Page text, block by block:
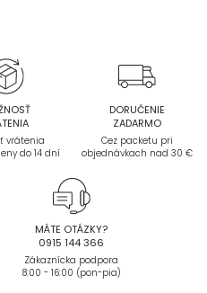
vrátenia
do 14 dní
DORUČENIE
ZADARMO
Cez packetu pri
objednávkach nad 30 €
MÁTE OTÁZKY?
0915 144 366
Zákaznícka podpora
8:00 - 16:00 (pon-pia)